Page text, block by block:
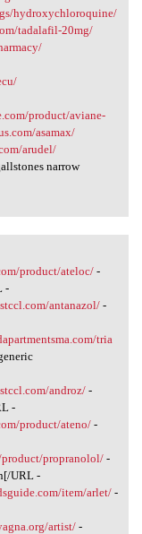
hydroxychloroquine/
tadalafil-20mg/
product/aviane-
asamax/
arudel/
narrow
product/ateloc/-
-
antanazol/-
tria
androz/-
-
product/ateno/-
propranolol/-
URL -
item/arlet/-
artist/-